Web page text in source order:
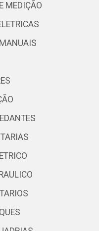
MEDIÇÃO